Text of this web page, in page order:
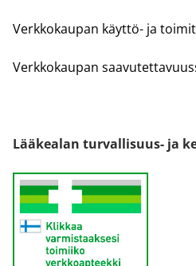
Verkkokaupan käyttö- ja
Verkkokaupan
Lääkealan turvallisuus- ja